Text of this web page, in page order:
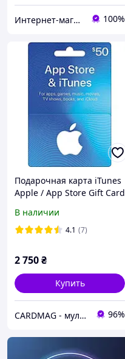
Интернет-магазин "Digital Product" 100%
Подарочная карта iTunes
Apple / App Store Gift Card
регион
В наличии
4.1 (7)
2 750₴
Купить
CARDMAG - мультивалютный платежный сервис 96%